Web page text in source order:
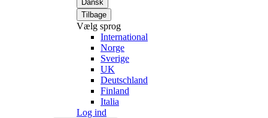
Dansk
Tilbage
Vælg sprog
International
Norge
Sverige
UK
Deutschland
Finland
Italia
Log ind